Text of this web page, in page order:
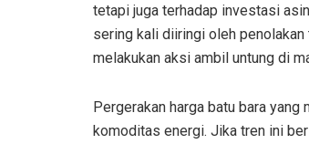
tetapi juga terhadap investasi
sering kali diiringi oleh
melakukan aksi ambil untung di
Pergerakan harga batu bara
komoditas energi. Jika tren ini